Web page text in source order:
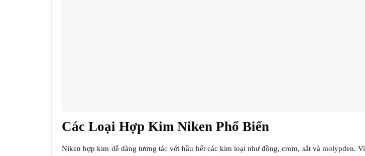
Các Loại Hợp Kim Niken Phổ Biến
Niken hợp kim dễ dàng tương tác với hầu hết các kim loại như đồng, crom, sắt và molypden.